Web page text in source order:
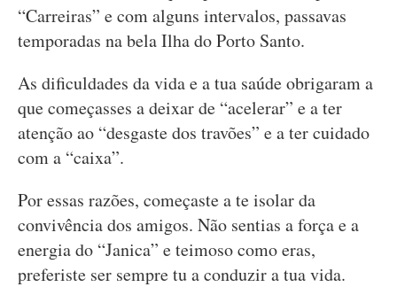
“Carreiras” e com alguns intervalos, passavas
temporadas na bela Ilha do Porto Santo.
As dificuldades da vida e a tua saúde obrigaram a
que começasses a deixar de “acelerar” e a ter
atenção ao “desgaste dos travões” e a ter cuidado
com a “caixa”.
Por essas razões, começaste a te isolar da
convivência dos amigos. Não sentias a força e a
energia do “Janica” e teimoso como eras,
preferiste ser sempre tu a conduzir a tua vida.